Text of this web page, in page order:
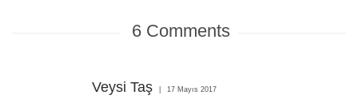
6 Comments
Veysi Taş 17 Mayıs 2017